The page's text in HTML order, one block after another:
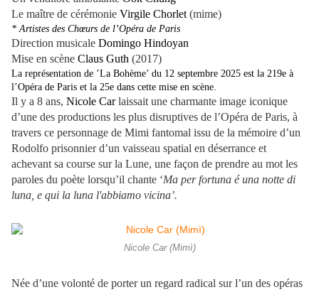
Le maître de cérémonie Virgile Chorlet (mime)
* Artistes des Chœurs de l’Opéra de Paris
Direction musicale Domingo Hindoyan
Mise en scène Claus Guth (2017)
La représentation de ’La Bohème’ du 12 septembre 2025 est la 219e à
l’Opéra de Paris et la 25e dans cette mise en scène.
Il y a 8 ans, Nicole Carlaissait une charmante image iconique
d’une des productions les plus disruptives de l’Opéra de Paris, à
travers ce personnage de Mimi fantomal issu de la mémoire d’un
Rodolfo prisonnier d’un vaisseau spatial en déserrance et
achevant sa course sur la Lune, une façon de prendre au mot les
paroles du poète lorsqu’il chante ‘Ma per fortuna é una notte di
luna, e qui la luna l'abbiamo vicina’.
Nicole Car (Mimì)
Née d’une volonté de porter un regard radical sur l’un des opéras